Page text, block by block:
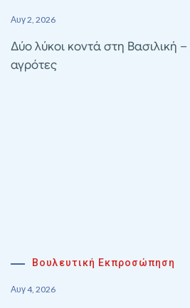
Αυγ 2, 2026
Δύο λύκοι κοντά στη Βασιλική
αγρότες
Βουλευτική Εκπροσώπηση
Αυγ 4, 2026